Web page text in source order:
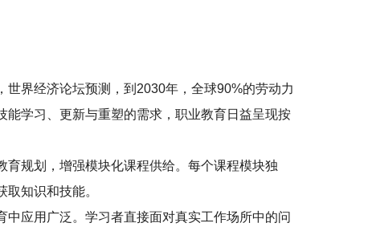
界经济论坛预测，到2030年，全球90%的劳动力
学习、更新与重塑的需求，职业教育日益呈现按
规划，增强模块化课程供给。每个课程模块独
知识和技能。
应用广泛。学习者直接面对真实工作场所中的问